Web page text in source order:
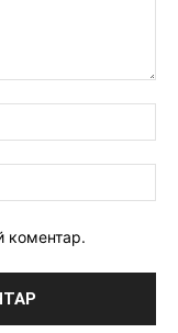
коментар.